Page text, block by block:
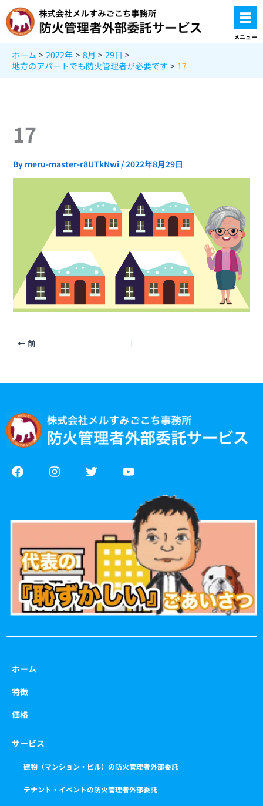
容
を
メニュー
ホーム 2022年 8月
29日
地方のアパートでも防火管理者が必要です
17
17
By meru-master-r8UTkNwi /2022年8月29日
前
F
a
o
k
I
n
g
a
m
T
w
e
Y
o
u
b
e
ホーム
特徴
価格
サービス
建物（マンション・ビル）の防火管理者外部委託
テナント・イベントの防火管理者外部委託